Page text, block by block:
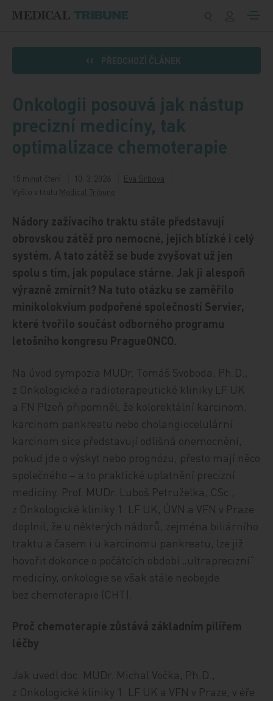
PŘEDCHOZÍ ČLÁNEK
Onkologii posouvá jak nástup
precizní medicíny, tak
optimalizace chemoterapie
15 minut čtení 10. 3. 2026
Eva Srbová
Vyšlo v titulu Medical Tribune
Nádory zažívacího traktu stále představují
obrovskou zátěž pro nemocné, jejich blízké i celý
systém. A tato zátěž se bude zvyšovat už jen
spolu s tím, jak populace stárne. Jak ji alespoň
výrazně zmírnit? Na tuto otázku se zaměřilo
minikolokvium podpořené společností Servier,
které tvořilo součást odborného programu
letošního kongresu PragueONCO.
Na úvod sympozia MUDr. Tomáš Svoboda, Ph.D.,
z Onkologické a radioterapeutické kliniky LF UK
a FN Plzeň připomněl, že kolorektální karcinom,
karcinom pankreatu nebo cholangiocelulární
karcinom sice představují odlišná onemocnění,
pokud jde o výskyt nebo prognózu, přesto mají něco
společného – a to praktické uplatnění precizní
medicíny. Prof. MUDr. Luboš Petruželka, CSc.,
z Onkologické kliniky 1. LF UK, ÚVN a VFN v Praze
doplnil, že u některých nádorů, zejména biliárního
traktu a časem i u karcinomu pankreatu, lze již
hovořit dokonce o počátcích období „ultraprecizní“
medicíny, onkologie se však stále neobejde
bez chemoterapie (CHT).
Proč chemoterapie zůstává základním pilířem
léčby
Jak uvedl doc. MUDr. Michal Vočka, Ph.D.,
z Onkologické kliniky 1. LF UK a VFN v Praze, v éře